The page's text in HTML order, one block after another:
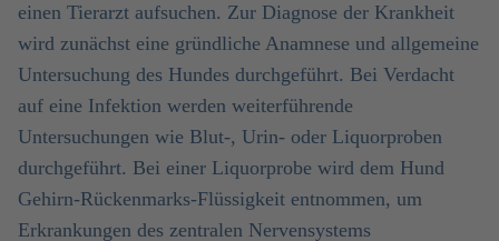
einen Tierarzt aufsuchen. Zur Diagnose der Krankheit
wird zunächst eine gründliche Anamnese und allgemeine
Untersuchung des Hundes durchgeführt. Bei Verdacht
auf eine Infektion werden weiterführende
Untersuchungen wie Blut-, Urin- oder Liquorproben
durchgeführt. Bei einer Liquorprobe wird dem Hund
Gehirn-Rückenmarks-Flüssigkeit entnommen, um
Erkrankungen des zentralen Nervensystems